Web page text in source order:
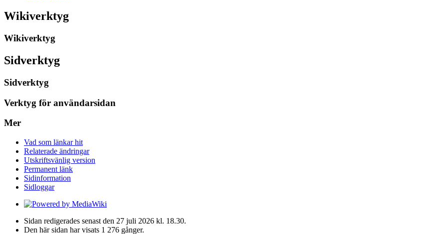
Wikiverktyg
Wikiverktyg
Sidverktyg
Sidverktyg
Verktyg för användarsidan
Mer
Vad som länkar hit
Relaterade ändringar
Utskriftsvänlig version
Permanent länk
Sidinformation
Sidloggar
Sidan redigerades senast den 27 juli 2026 kl. 18.30.
Den här sidan har visats 1 276 gånger.